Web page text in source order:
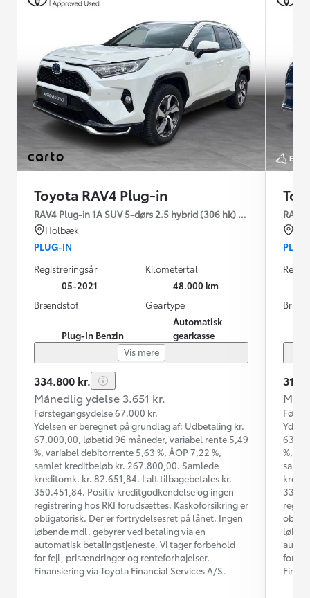
Toyota RAV4 Plug-in
RAV4 Plug-in 1A SUV 5-dørs 2.5 hybrid (306 hk) aut. gear AWD-
Holbæk
PLUG-IN
Registreringsår
05-2021
Kilometertal
48.000 km
Brændstof
Plug-In Benzin
Geartype
Automatisk
gearkasse
Vis mere
334.800 kr.
Månedlig ydelse 3.651 kr.
Førstegangsydelse 67.000 kr.
Ydelsen er beregnet på grundlag af: Udbetaling kr.
67.000,00, løbetid 96 måneder, variabel rente 5,49
%, variabel debitorrente 5,63 %, ÅOP 7,22 %,
samlet kreditbeløb kr. 267.800,00. Samlede
kreditomk. kr. 82.651,84. I alt tilbagebetales kr.
350.451,84. Positiv kreditgodkendelse og ingen
registrering hos RKI forudsættes. Kaskoforsikring er
obligatorisk. Der er fortrydelsesret på lånet. Ingen
løbende mdl. gebyrer ved betaling via en
automatisk betalingstjeneste. Vi tager forbehold
for fejl, prisændringer og renteforhøjelser.
Finansiering via Toyota Financial Services A/S.
%,
for